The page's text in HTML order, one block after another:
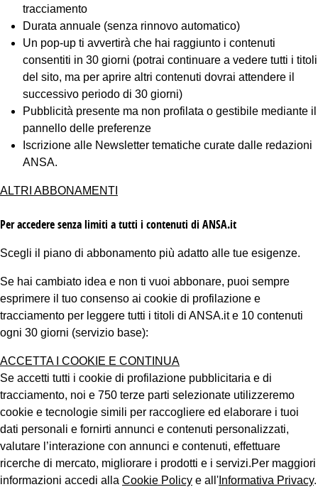
tracciamento
Durata annuale (senza rinnovo automatico)
Un pop-up ti avvertirà che hai raggiunto i contenuti
consentiti in 30 giorni (potrai continuare a vedere tutti i titoli
del sito, ma per aprire altri contenuti dovrai attendere il
successivo periodo di 30 giorni)
Pubblicità presente ma non profilata o gestibile mediante il
pannello delle preferenze
Iscrizione alle Newsletter tematiche curate dalle redazioni
ANSA.
ALTRI ABBONAMENTI
Per accedere senza limiti a tutti i contenuti di ANSA.it
Scegli il piano di abbonamento più adatto alle tue esigenze.
Se hai cambiato idea e non ti vuoi abbonare, puoi sempre
esprimere il tuo consenso ai cookie di profilazione e
tracciamento per leggere tutti i titoli di ANSA.it e 10 contenuti
ogni 30 giorni (servizio base):
ACCETTA I COOKIE E CONTINUA
Se accetti tutti i cookie di profilazione pubblicitaria e di
tracciamento, noi e 750 terze parti selezionate utilizzeremo
cookie e tecnologie simili per raccogliere ed elaborare i tuoi
dati personali e fornirti annunci e contenuti personalizzati,
valutare l’interazione con annunci e contenuti, effettuare
ricerche di mercato, migliorare i prodotti e i servizi.Per maggiori
informazioni accedi alla Cookie Policy e all' Informativa Privacy.